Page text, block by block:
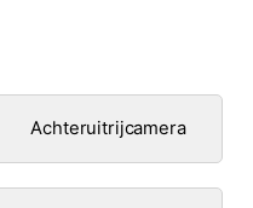
Achteruitrijcamera